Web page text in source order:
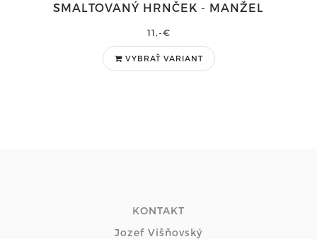
SMALTOVANÝ HRNČEK - MANŽEL
11,-€
VYBRAŤ VARIANT
KONTAKT
Jozef Višňovský